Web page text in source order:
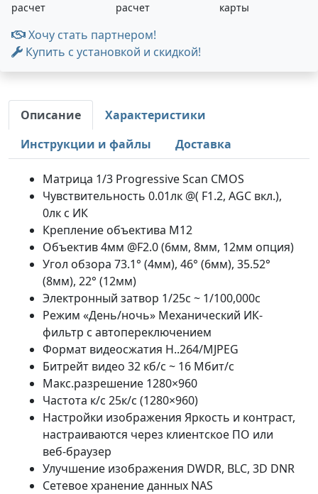
расчет
расчет
карты
Хочу стать партнером!
Купить с установкой и скидкой!
Описание
Характеристики
Инструкции и файлы
Доставка
Матрица 1/3 Progressive Scan CMOS
Чувствительность 0.01лк @( F1.2, AGC вкл.),
0лк с ИК
Крепление объектива М12
Объектив 4мм @F2.0 (6мм, 8мм, 12мм опция)
Угол обзора 73.1° (4мм), 46° (6мм), 35.52°
(8мм), 22° (12мм)
Электронный затвор 1/25с ~ 1/100,000с
Режим «День/ночь» Механический ИК-
фильтр с автопереключением
Формат видеосжатия H..264/MJPEG
Битрейт видео 32 кб/с ~ 16 Мбит/с
Макс.разрешение 1280×960
Частота к/с 25к/с (1280×960)
Настройки изображения Яркость и контраст,
настраиваются через клиентское ПО или
веб-браузер
Улучшение изображения DWDR, BLC, 3D DNR
Сетевое хранение данных NAS